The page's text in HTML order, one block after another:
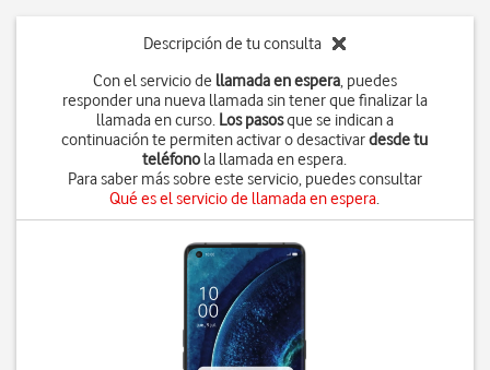
Descripción de tu consulta
Con el servicio de llamada en espera, puedes
responder una nueva llamada sin tener que finalizar la
llamada en curso. Los pasosque se indican a
continuación te permiten activar o desactivardesde tu
teléfono la llamada en espera.
Para saber más sobre este servicio, puedes consultar
Qué es el servicio de llamada en espera.